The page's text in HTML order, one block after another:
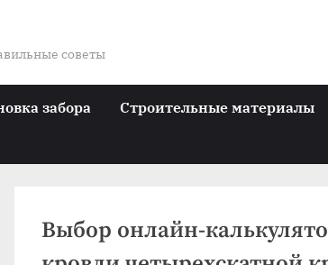
советы
забора Строительные материалы
Выбор онлайн-